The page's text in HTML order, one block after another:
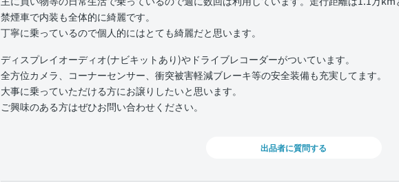
禁煙車で内装も全体的に綺麗です。
丁寧に乗っているので個人的にはとても綺麗だと思います。
ディスプレイオーディオ(ナビキットあり)やドライブレコーダーがついています。
全方位カメラ、コーナーセンサー、衝突被害軽減ブレーキ等の安全装備も充実してます。
大事に乗っていただける方にお譲りしたいと思います。
ご興味のある方はぜひお問い合わせください。
出品者に質問する